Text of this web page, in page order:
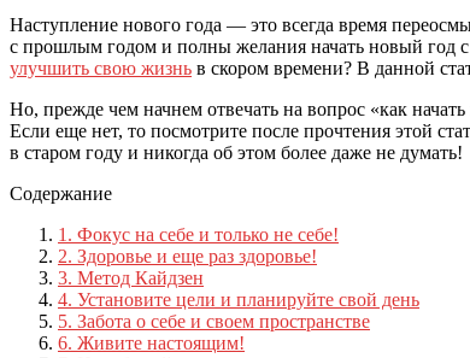
Наступление нового года — это всегда время
с прошлым годом и полны желания начать новый год с
улучшить свою жизнь в скором времени? В данной
Но, прежде чем начнем отвечать на вопрос «как
Если еще нет, то посмотрите после прочтения этой
в старом году и никогда об этом более даже не думать!
Содержание
1. Фокус на себе и только не себе!
2. Здоровье и еще раз здоровье!
3. Метод Кайдзен
4. Установите цели и планируйте свой день
5. Забота о себе и своем пространстве
6. Живите настоящим!